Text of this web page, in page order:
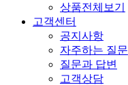
상품전체보기
고객센터
공지사항
자주하는 질문
질문과 답변
고객상담